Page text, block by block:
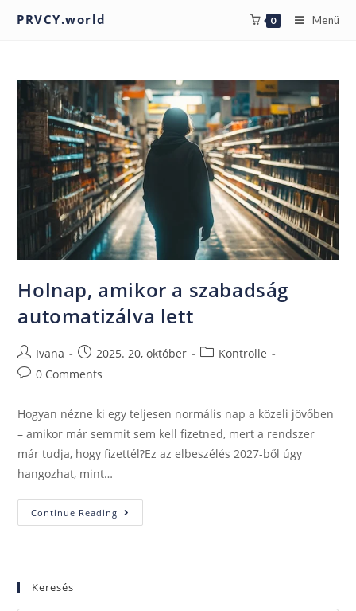
PRVCY.world 0 Menü
Holnap, amikor a szabadság
automatizálva lett
Ivana 2025. 20, október
Kontrolle
0 Comments
Hogyan nézne ki egy teljesen normális nap a közeli jövőben
– amikor már semmit sem kell fizetned, mert a rendszer
már tudja, hogy fizettél?Ez az elbeszélés 2027-ből úgy
hangozhat, mint…
Continue Reading
Keresés